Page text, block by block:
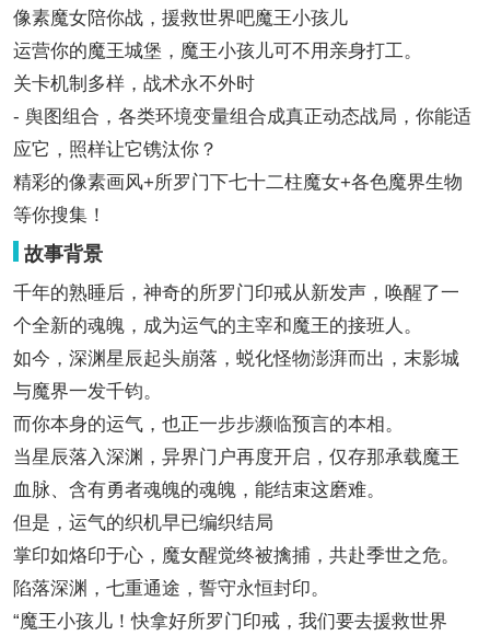
像素魔女陪你战，援救世界吧魔王小孩儿
运营你的魔王城堡，魔王小孩儿可不用亲身打工。
关卡机制多样，战术永不外时
- 舆图组合，各类环境变量组合成真正动态战局，你能适
应它，照样让它镌汰你？
精彩的像素画风+所罗门下七十二柱魔女+各色魔界生物
等你搜集！
故事背景
千年的熟睡后，神奇的所罗门印戒从新发声，唤醒了一
个全新的魂魄，成为运气的主宰和魔王的接班人。
如今，深渊星辰起头崩落，蜕化怪物澎湃而出，末影城
与魔界一发千钧。
而你本身的运气，也正一步步濒临预言的本相。
当星辰落入深渊，异界门户再度开启，仅存那承载魔王
血脉、含有勇者魂魄的魂魄，能结束这磨难。
但是，运气的织机早已编织结局
掌印如烙印于心，魔女醒觉终被擒捕，共赴季世之危。
陷落深渊，七重通途，誓守永恒封印。
“魔王小孩儿！快拿好所罗门印戒，我们要去援救世界